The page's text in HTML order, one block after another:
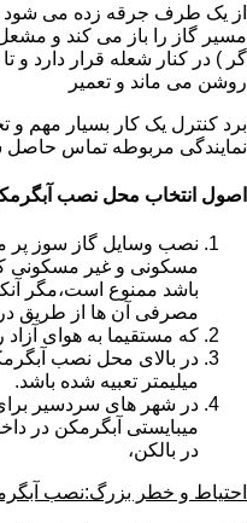
از یک طرف جرقه زده می
مسیر گاز را باز می کند و
گر ) در کنار شعله قرار دارد و
روشن می ماند و تعمیر
برد کنترل یک کار بسیار مهم
نمایندگی مربوطه تماس حاصل
اصول انتخاب محل نصب
نصب وسایل گاز سوز پر
باشد ممنوع است،مگر
مصرفی آن ها از طریق
که مستقیما به هوای آزاد
میلیمتر تعبیه شده باشد.
در شهر های سردسیر
میبایستی آبگرمکن در
در بالکن،
احتیاط و خطر بزرگ:نصب